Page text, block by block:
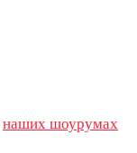
наших шоурумах